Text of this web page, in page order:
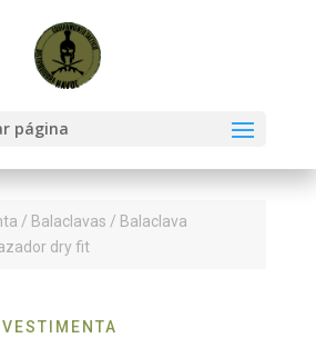
página
/ Balaclavas / Balaclava
dry fit
VESTIMENTA